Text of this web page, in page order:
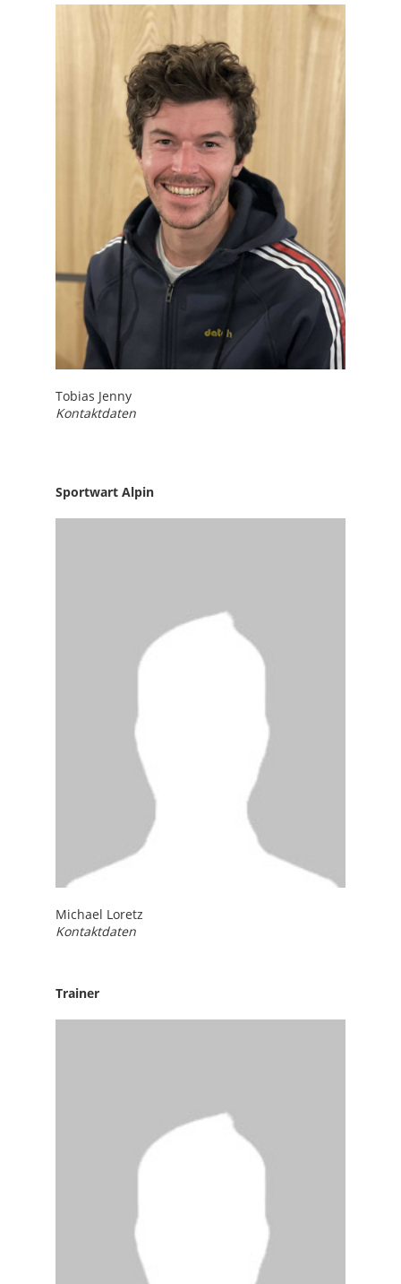
Tobias Jenny
Kontaktdaten
Sportwart Alpin
Michael Loretz
Kontaktdaten
Trainer